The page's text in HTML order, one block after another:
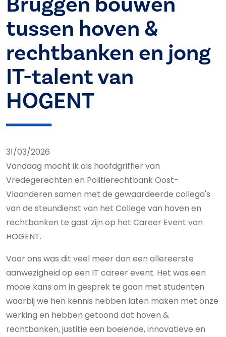
tussen hoven &
rechtbanken en jong
IT-talent van
HOGENT
31/03/2026
Vandaag mocht ik als hoofdgriffier van
Vredegerechten en Politierechtbank Oost-
Vlaanderen samen met de gewaardeerde collega's
van de steundienst van het College van hoven en
rechtbanken te gast zijn op het Career Event van
HOGENT.
Voor ons was dit veel meer dan een allereerste
aanwezigheid op een IT career event. Het was een
mooie kans om in gesprek te gaan met studenten
waarbij we hen kennis hebben laten maken met onze
werking en hebben getoond dat hoven &
rechtbanken, justitie een boeiende, innovatieve en